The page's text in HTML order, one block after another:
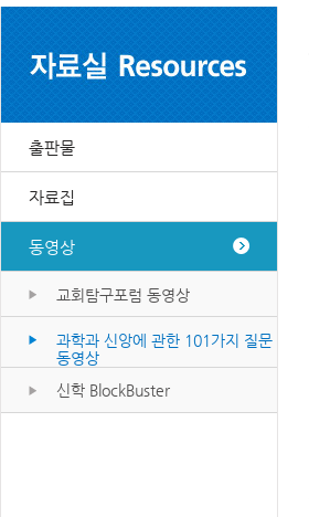
출판물
자료집
동영상
교회탐구포럼 동영상
과학과 신앙에 관한 101가지 질문
동영상
신학 BlockBuster